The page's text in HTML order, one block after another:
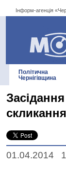
Інформ-агенція
Інформ-
Політична
Чернігівщина
01.04.2014